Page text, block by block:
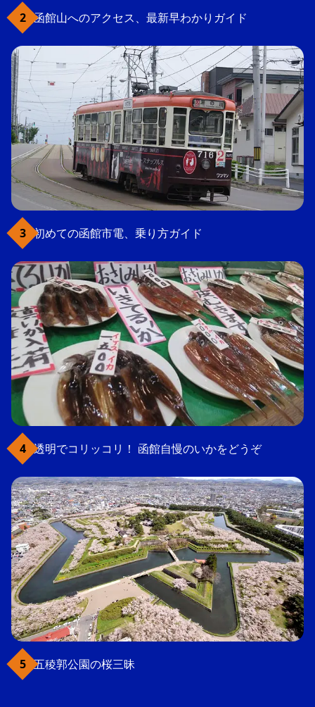
函館山へのアクセス、最新早わかりガイド
初めての函館市電、乗り方ガイド
透明でコリッコリ！ 函館自慢のいかをどうぞ
五稜郭公園の桜三昧